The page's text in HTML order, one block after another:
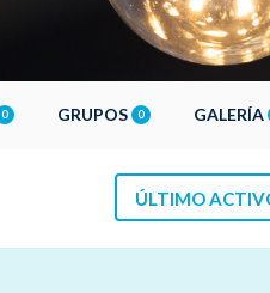
0 GRUPOS 0 GALERÍA
ÚLTIMO